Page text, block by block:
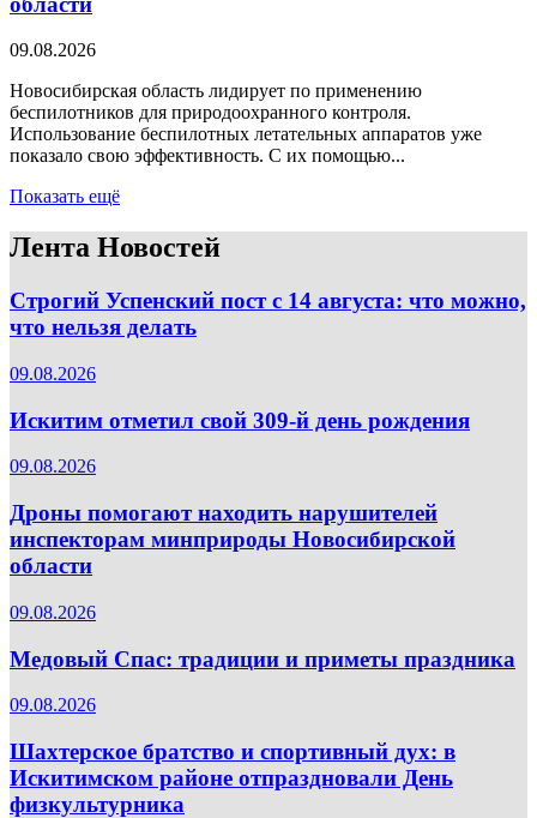
09.08.2026
Новосибирская область лидирует по применению
беспилотников для природоохранного контроля.
Использование беспилотных летательных аппаратов уже
показало свою эффективность. С их помощью...
Показать ещё
Лента Новостей
Строгий Успенский пост с 14 августа: что можно,
что нельзя делать
09.08.2026
Искитим отметил свой 309-й день рождения
09.08.2026
Дроны помогают находить нарушителей
инспекторам минприроды Новосибирской
области
09.08.2026
Медовый Спас: традиции и приметы праздника
09.08.2026
Шахтерское братство и спортивный дух: в
Искитимском районе отпраздновали День
физкультурника